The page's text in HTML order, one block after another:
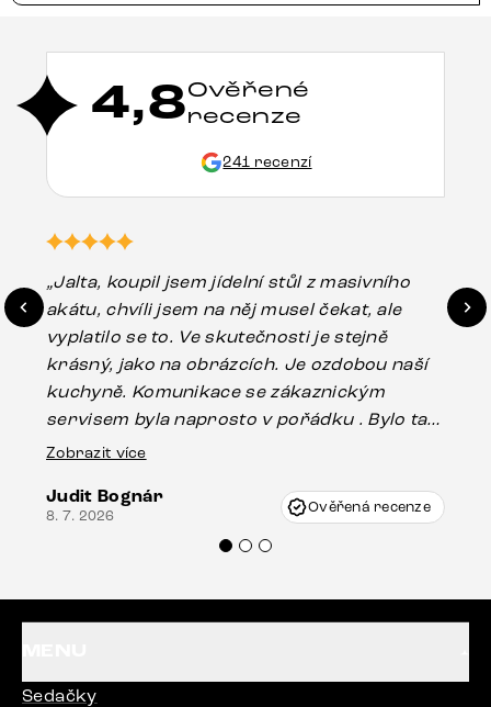
4,8Ověřené
recenze
241 recenzí
„Jalta, koupil jsem jídelní stůl z masivního
akátu, chvíli jsem na něj musel čekat, ale
vyplatilo se to. Ve skutečnosti je stejně
krásný, jako na obrázcích. Je ozdobou naší
kuchyně. Komunikace se zákaznickým
servisem byla naprosto v pořádku . Bylo tam
drobné poškození u nohy stolu, které mohlo
Vincze mi velmi korektně vyšli vstříc.
Doporučuji produkty Delife všem.“
Zobrazit více
Judit Bognár
8. 7. 2026 Ověřená recenze
Sedačky